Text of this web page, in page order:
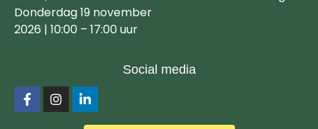
Donderdag 19 november
2026 | 10:00 – 17:00 uur
Social media